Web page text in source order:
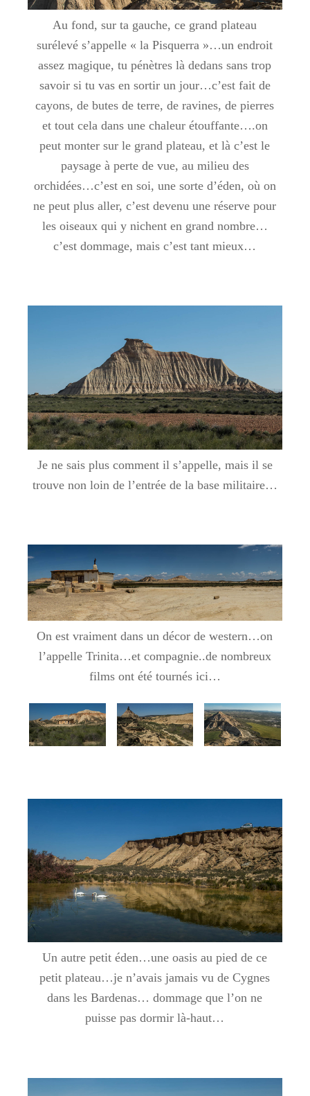
Au fond, sur ta gauche, ce grand plateau
surélevé s’appelle « la Pisquerra »…un endroit
assez magique, tu pénètres là dedans sans trop
savoir si tu vas en sortir un jour…c’est fait de
cayons, de butes de terre, de ravines, de pierres
et tout cela dans une chaleur étouffante….on
peut monter sur le grand plateau, et là c’est le
paysage à perte de vue, au milieu des
orchidées…c’est en soi, une sorte d’éden, où on
ne peut plus aller, c’est devenu une réserve pour
les oiseaux qui y nichent en grand nombre…
c’est dommage, mais c’est tant mieux…
Je ne sais plus comment il s’appelle, mais il se
trouve non loin de l’entrée de la base militaire…
On est vraiment dans un décor de western…on
l’appelle Trinita…et compagnie..de nombreux
films ont été tournés ici…
Un autre petit éden…une oasis au pied de ce
petit plateau…je n’avais jamais vu de Cygnes
dans les Bardenas… dommage que l’on ne
puisse pas dormir là-haut…